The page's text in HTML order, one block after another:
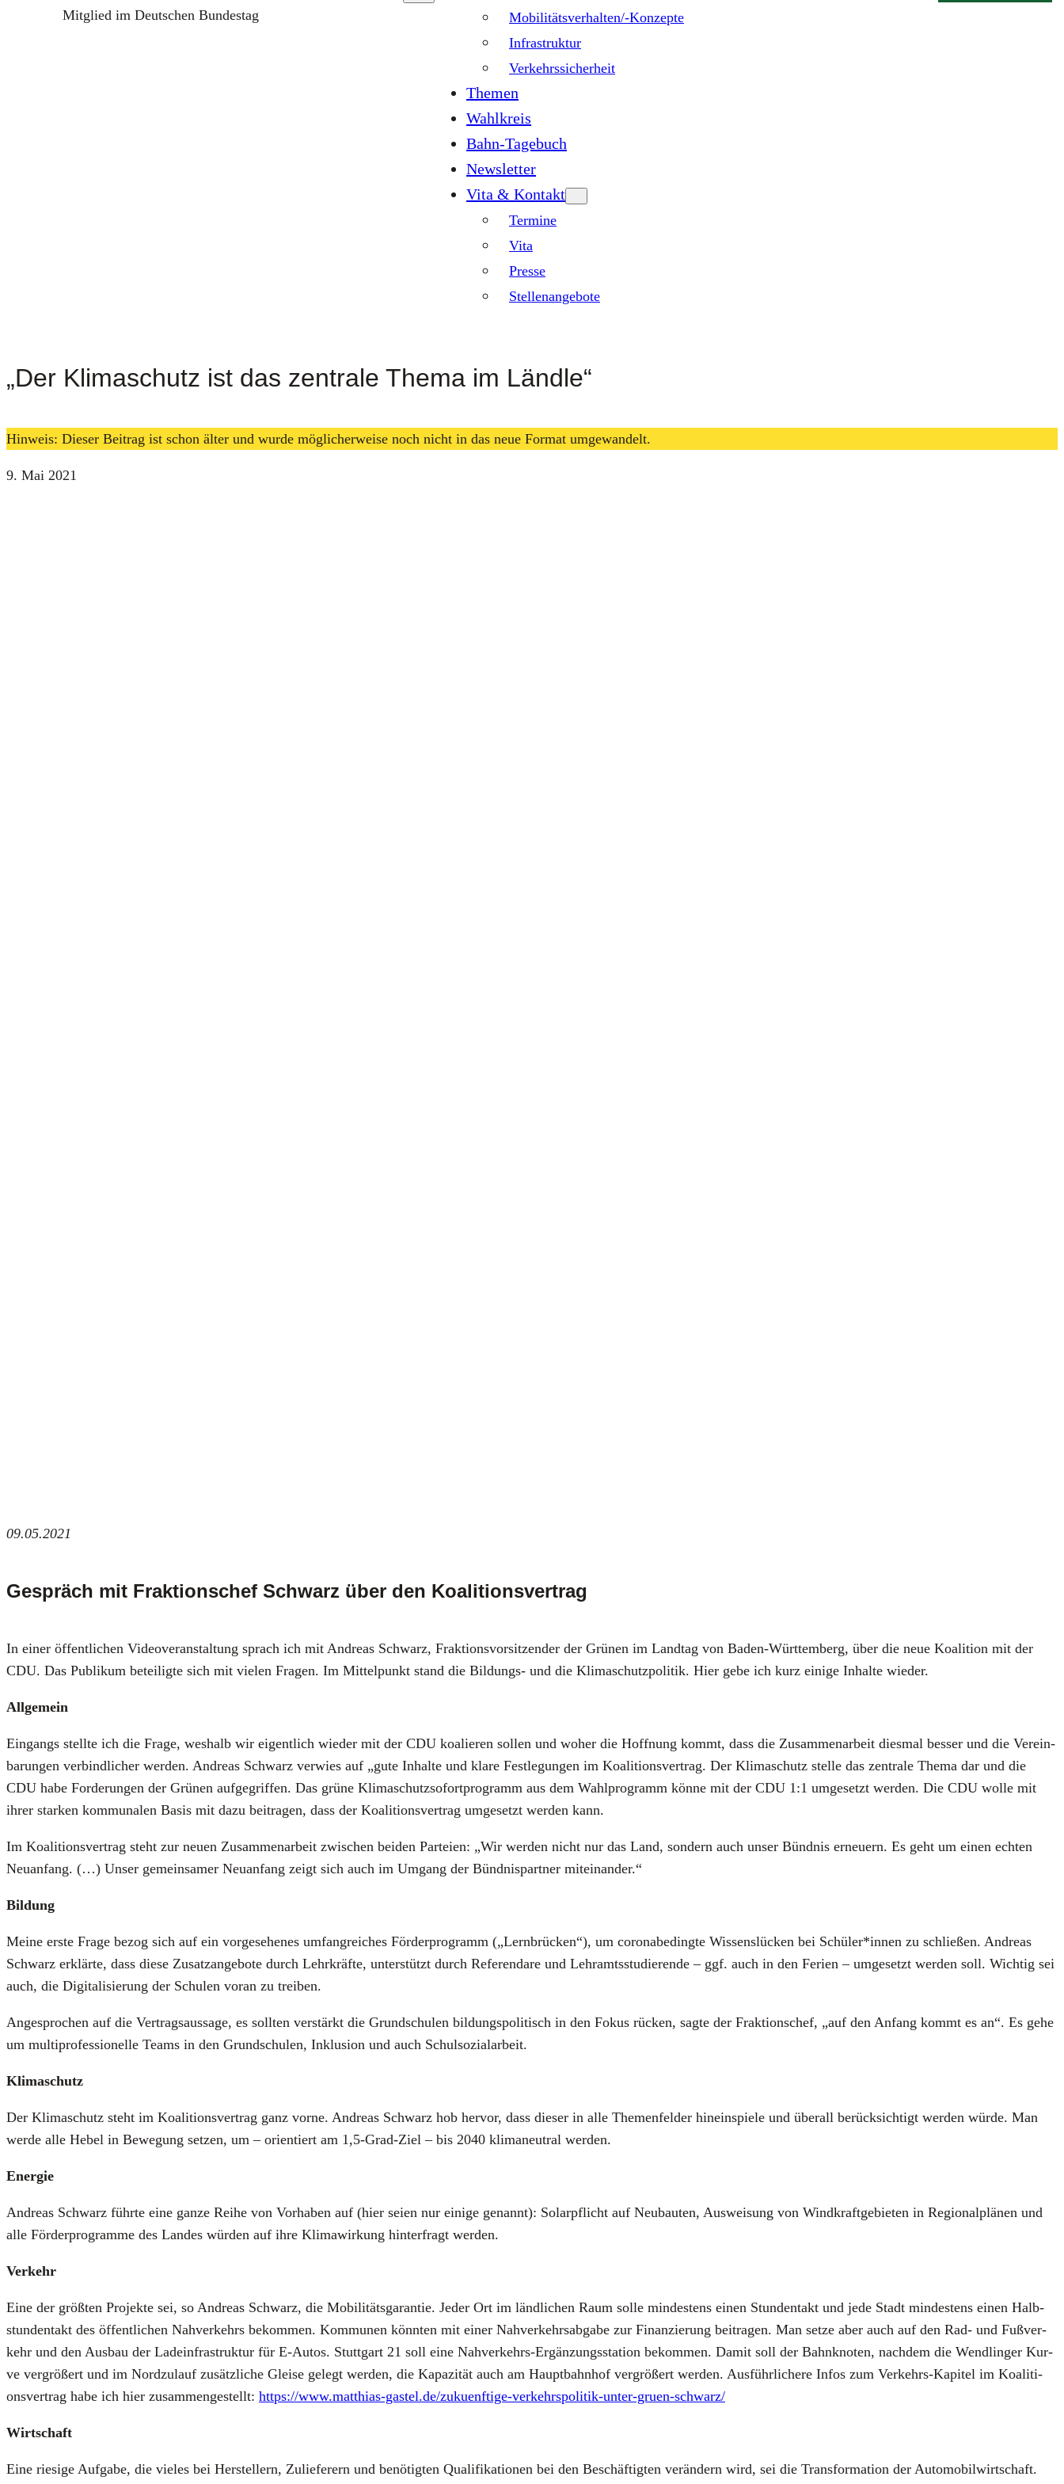
Mitglied im Deutschen Bundestag
Mobilitätsverhalten/-Konzepte
Infrastruktur
Verkehrssicherheit
Themen
Wahlkreis
Bahn-Tagebuch
Newsletter
Vita & Kontakt
Termine
Vita
Presse
Stellenangebote
„Der Klimaschutz ist das zentrale Thema im Ländle“
Hinweis: Dieser Beitrag ist schon älter und wurde möglicherweise noch nicht in das neue Format umgewandelt.
9. Mai 2021
09.05.2021
Gespräch mit Fraktionschef Schwarz über den Koalitionsvertrag
In einer öffent­li­chen Video­ver­an­stal­tung sprach ich mit Andre­as Schwarz, Frak­ti­ons­vor­sit­zen­der der Grü­nen im Land­tag von Baden-Würt­tem­berg, über die neue Koali­ti­on mit der
CDU. Das Publi­kum betei­lig­te sich mit vie­len Fra­gen. Im Mit­tel­punkt stand die Bil­dungs- und die Kli­ma­schutz­po­li­tik. Hier gebe ich kurz eini­ge Inhal­te wie­der.
All­ge­mein
Ein­gangs stell­te ich die Fra­ge, wes­halb wir eigent­lich wie­der mit der CDU koalie­ren sol­len und woher die Hoff­nung kommt, dass die Zusam­men­ar­beit dies­mal bes­ser und die Ver­ein­
ba­run­gen ver­bind­li­cher wer­den. Andre­as Schwarz ver­wies auf „gute Inhal­te und kla­re Fest­le­gun­gen im Koali­ti­ons­ver­trag. Der Kli­ma­schutz stel­le das zen­tra­le The­ma dar und die
CDU habe For­de­run­gen der Grü­nen auf­ge­grif­fen. Das grü­ne Kli­ma­schutz­so­fort­pro­gramm aus dem Wahl­pro­gramm kön­ne mit der CDU 1:1 umge­setzt wer­den. Die CDU wol­le mit
ihrer star­ken kom­mu­na­len Basis mit dazu bei­tra­gen, dass der Koali­ti­ons­ver­trag umge­setzt wer­den kann.
Im Koali­ti­ons­ver­trag steht zur neu­en Zusam­men­ar­beit zwi­schen bei­den Par­tei­en: „Wir wer­den nicht nur das Land, son­dern auch unser Bünd­nis erneu­ern. Es geht um einen ech­ten
Neu­an­fang. (…) Unser gemein­sa­mer Neu­an­fang zeigt sich auch im Umgang der Bünd­nis­part­ner mit­ein­an­der.“
Bil­dung
Mei­ne ers­te Fra­ge bezog sich auf ein vor­ge­se­he­nes umfang­rei­ches För­der­pro­gramm („Lern­brü­cken“), um coro­nabe­ding­te Wis­sens­lü­cken bei Schüler*innen zu schlie­ßen. Andre­as
Schwarz erklär­te, dass die­se Zusatz­an­ge­bo­te durch Lehr­kräf­te, unter­stützt durch Refe­ren­da­re und Lehr­amts­stu­die­ren­de – ggf. auch in den Feri­en – umge­setzt wer­den soll. Wich­tig sei
auch, die Digi­ta­li­sie­rung der Schu­len vor­an zu trei­ben.
Ange­spro­chen auf die Ver­trags­aus­sa­ge, es soll­ten ver­stärkt die Grund­schu­len bil­dungs­po­li­tisch in den Fokus rücken, sag­te der Frak­ti­ons­chef, „auf den Anfang kommt es an“. Es gehe
um mul­ti­pro­fes­sio­nel­le Teams in den Grund­schu­len, Inklu­si­on und auch Schul­so­zi­al­ar­beit.
Kli­ma­schutz
Der Kli­ma­schutz steht im Koali­ti­ons­ver­trag ganz vor­ne. Andre­as Schwarz hob her­vor, dass die­ser in alle The­men­fel­der hin­ein­spie­le und über­all berück­sich­tigt wer­den wür­de. Man
wer­de alle Hebel in Bewe­gung set­zen, um – ori­en­tiert am 1,5‑Grad-Ziel – bis 2040 kli­ma­neu­tral wer­den.
Ener­gie
Andre­as Schwarz führ­te eine gan­ze Rei­he von Vor­ha­ben auf (hier sei­en nur eini­ge genannt): Solar­pflicht auf Neu­bau­ten, Aus­wei­sung von Wind­kraft­ge­bie­ten in Regio­nal­plä­nen und
alle För­der­pro­gram­me des Lan­des wür­den auf ihre Kli­ma­wir­kung hin­ter­fragt wer­den.
Ver­kehr
Eine der größ­ten Pro­jek­te sei, so Andre­as Schwarz, die Mobi­li­täts­ga­ran­tie. Jeder Ort im länd­li­chen Raum sol­le min­des­tens einen Stun­den­takt und jede Stadt min­des­tens einen Halb­
stun­den­takt des öffent­li­chen Nah­ver­kehrs bekom­men. Kom­mu­nen könn­ten mit einer Nah­ver­kehrs­ab­ga­be zur Finan­zie­rung bei­tra­gen. Man set­ze aber auch auf den Rad- und Fuß­ver­
kehr und den Aus­bau der Lade­infra­struk­tur für E‑Autos. Stutt­gart 21 soll eine Nah­ver­kehrs-Ergän­zungs­sta­ti­on bekom­men. Damit soll der Bahn­kno­ten, nach­dem die Wend­lin­ger Kur­
ve ver­grö­ßert und im Nord­zu­lauf zusätz­li­che Glei­se gelegt wer­den, die Kapa­zi­tät auch am Haupt­bahn­hof ver­grö­ßert wer­den. Aus­führ­li­che­re Infos zum Ver­kehrs-Kapi­tel im Koali­ti­
ons­ver­trag habe ich hier zusam­men­ge­stellt: https://www.matthias-gastel.de/zukuenftige-verkehrspolitik-unter-gruen-schwarz/
Wirt­schaft
Eine rie­si­ge Auf­ga­be, die vie­les bei Her­stel­lern, Zulie­fe­rern und benö­tig­ten Qua­li­fi­ka­tio­nen bei den Beschäf­tig­ten ver­än­dern wird, sei die Trans­for­ma­ti­on der Auto­mo­bil­wirt­schaft.